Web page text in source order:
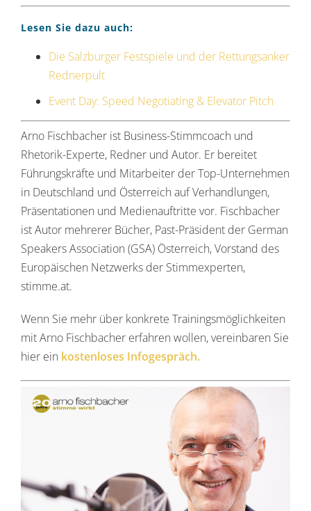
Lesen Sie dazu auch:
Die Salzburger Festspiele und der Rettungsanker
Rednerpult
Event Day: Speed Negotiating & Elevator Pitch
Arno Fischbacher ist Business-Stimmcoach und
Rhetorik-Experte, Redner und Autor. Er bereitet
Führungskräfte und Mitarbeiter der Top-Unternehmen
in Deutschland und Österreich auf Verhandlungen,
Präsentationen und Medienauftritte vor. Fischbacher
ist Autor mehrerer Bücher, Past-Präsident der German
Speakers Association (GSA) Österreich, Vorstand des
Europäischen Netzwerks der Stimmexperten,
stimme.at.
Wenn Sie mehr über konkrete Trainingsmöglichkeiten
mit Arno Fischbacher erfahren wollen, vereinbaren Sie
hier ein kostenloses Infogespräch.